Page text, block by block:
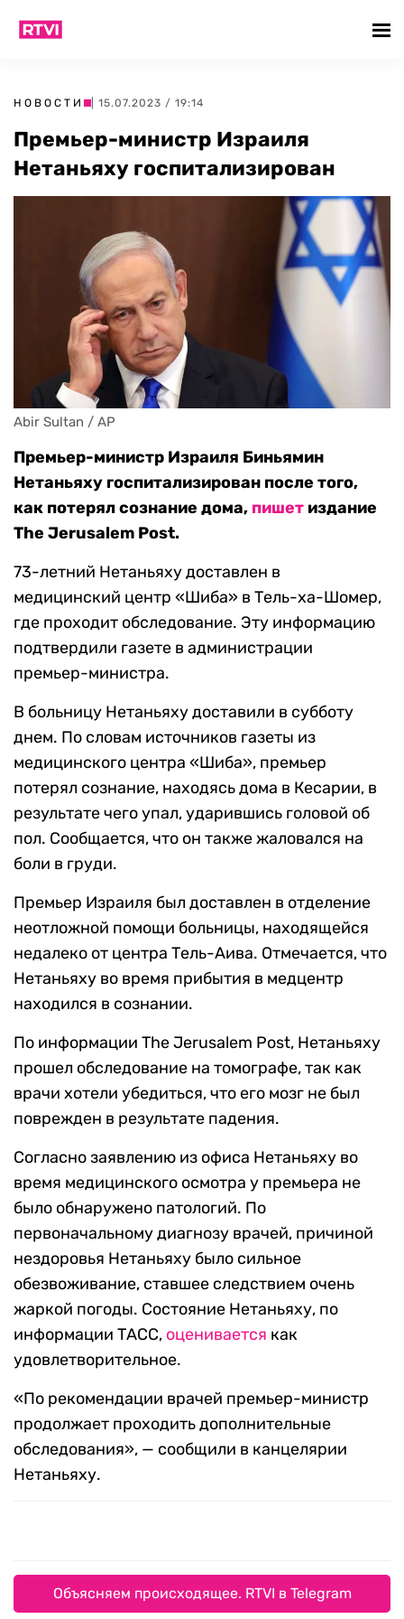
НОВОСТИ | 15.07.2023 / 19:14
Премьер-министр Израиля
Нетаньяху госпитализирован
Abir Sultan / AP
Премьер-министр Израиля Биньямин
Нетаньяху госпитализирован после того,
как потерял сознание дома, пишет издание
The Jerusalem Post.
73-летний Нетаньяху доставлен в
медицинский центр «Шиба» в Тель-ха-Шомер,
где проходит обследование. Эту информацию
подтвердили газете в администрации
премьер-министра.
В больницу Нетаньяху доставили в субботу
днем. По словам источников газеты из
медицинского центра «Шиба», премьер
потерял сознание, находясь дома в Кесарии, в
результате чего упал, ударившись головой об
пол. Сообщается, что он также жаловался на
боли в груди.
Премьер Израиля был доставлен в отделение
неотложной помощи больницы, находящейся
недалеко от центра Тель-Аива. Отмечается, что
Нетаньяху во время прибытия в медцентр
находился в сознании.
По информации The Jerusalem Post, Нетаньяху
прошел обследование на томографе, так как
врачи хотели убедиться, что его мозг не был
поврежден в результате падения.
Согласно заявлению из офиса Нетаньяху во
время медицинского осмотра у премьера не
было обнаружено патологий. По
первоначальному диагнозу врачей, причиной
нездоровья Нетаньяху было сильное
обезвоживание, ставшее следствием очень
жаркой погоды. Состояние Нетаньяху, по
информации ТАСС, оценивается как
удовлетворительное.
«По рекомендации врачей премьер-министр
продолжает проходить дополнительные
обследования», — сообщили в канцелярии
Нетаньяху.
Объясняем происходящее. RTVI в Telegram